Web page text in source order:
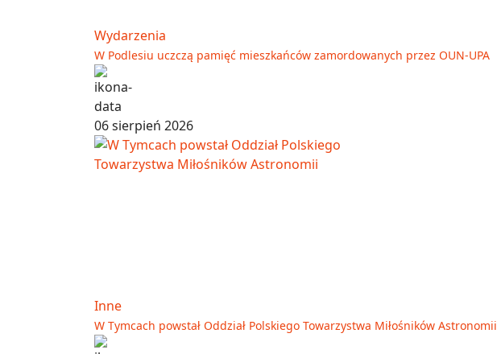
Wydarzenia
W Podlesiu uczczą pamięć mieszkańców zamordowanych przez OUN-UPA
06 sierpień 2026
Inne
W Tymcach powstał Oddział Polskiego Towarzystwa Miłośników Astronomii